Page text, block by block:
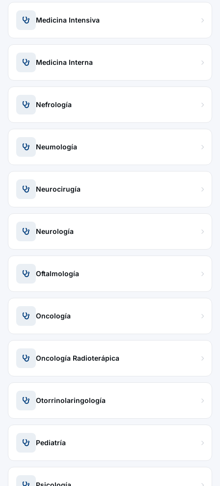
Medicina Intensiva
Medicina Interna
Nefrología
Neumología
Neurocirugía
Neurología
Oftalmología
Oncología
Oncología Radioterápica
Otorrinolaringología
Pediatría